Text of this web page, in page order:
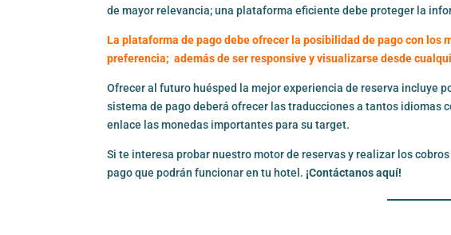
de mayor relevancia; una plataforma eficiente debe proteger la
La plataforma de pago debe ofrecer la posibilidad de pago con los
preferencia; además de ser responsive y visualizarse desde
Ofrecer al futuro huésped la mejor experiencia de reserva incluye
sistema de pago deberá ofrecer las traducciones a tantos idiomas
enlace las monedas importantes para su target.
Si te interesa probar nuestro motor de reservas y realizar los
pago que podrán funcionar en tu hotel. ¡Contáctanos aquí!